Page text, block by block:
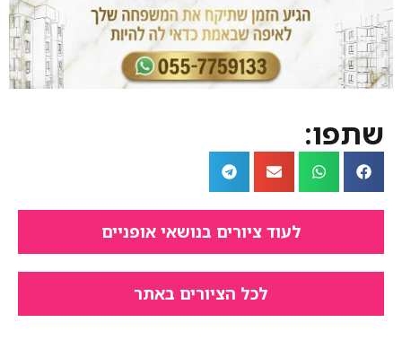
שתפו:
לעוד ציורים בנושאי אופניים
לכל הציורים באתר